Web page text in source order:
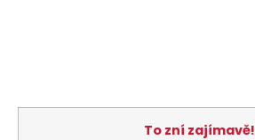
To zní zajímavě!